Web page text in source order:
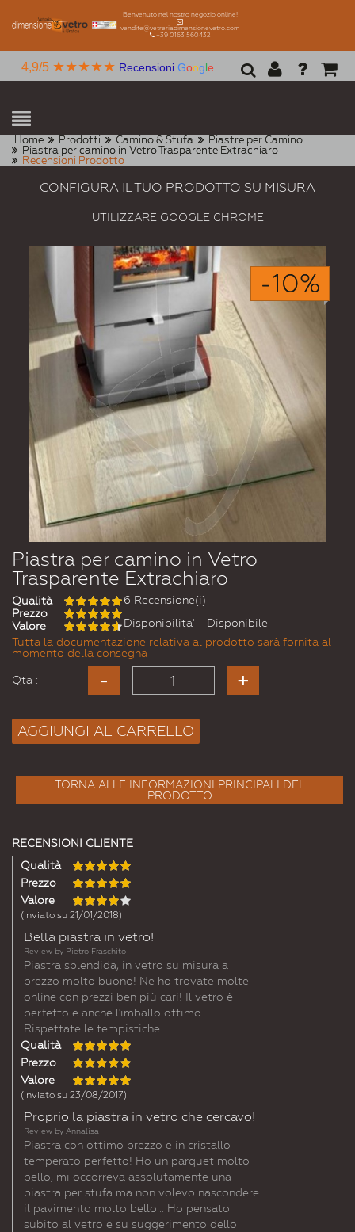
Benvenuto nel nostro negozio online!
vendite@vetreriadimensionevetro.com
+39 0163 560432
4,9/5 ★★★★★ Recensioni Google
Home Prodotti Camino & Stufa
Piastre per Camino
Piastra per camino in Vetro Trasparente Extrachiaro
Recensioni Prodotto
CONFIGURA IL TUO PRODOTTO SU MISURA
UTILIZZARE GOOGLE CHROME
-10%
Piastra per camino in Vetro
Trasparente Extrachiaro
Qualità
Prezzo
Valore
6 Recensione(i)
Disponibilita'
Disponibile
Tutta la documentazione relativa al prodotto sarà fornita al
momento della consegna
Qta :
AGGIUNGI AL CARRELLO
TORNA ALLE INFORMAZIONI PRINCIPALI DEL
PRODOTTO
RECENSIONI CLIENTE
Qualità
Prezzo
Valore
(Inviato su 21/01/2018)
Bella piastra in vetro!
Review by Pietro Fraschito
Piastra splendida, in vetro su misura a
prezzo molto buono! Ne ho trovate molte
online con prezzi ben più cari! Il vetro è
perfetto e anche l'imballo ottimo.
Rispettate le tempistiche.
Qualità
Prezzo
Valore
(Inviato su 23/08/2017)
Proprio la piastra in vetro che cercavo!
Review byAnnalisa
Piastra con ottimo prezzo e in cristallo
temperato perfetto! Ho un parquet molto
bello, mi occorreva assolutamente una
piastra per stufa ma non volevo nascondere
il pavimento molto bello... Ho pensato
subito al vetro e su suggerimento dello